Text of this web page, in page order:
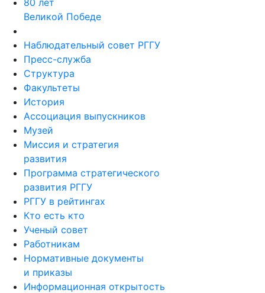
80 лет
Великой Победе
Наблюдательный совет РГГУ
Пресс-служба
Структура
Факультеты
История
Ассоциация выпускников
Музей
Миссия и стратегия
развития
Программа стратегического
развития РГГУ
РГГУ в рейтингах
Кто есть кто
Ученый совет
Работникам
Нормативные документы
и приказы
Информационная открытость